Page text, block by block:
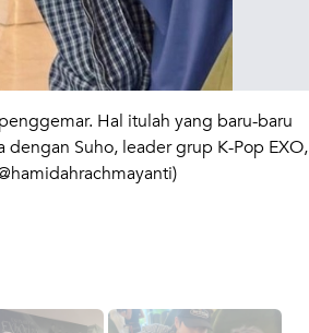
Hal itulah yang baru-baru
Suho, leader grup K-Pop EXO,